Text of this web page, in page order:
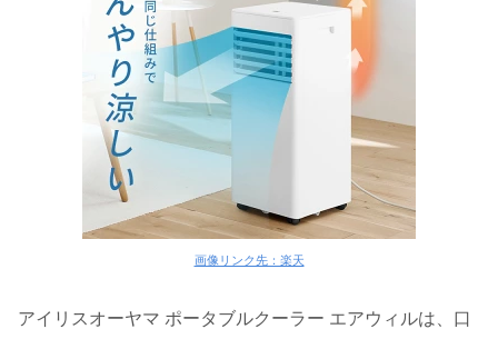
画像リンク先：楽天
アイリスオーヤマ ポータブルクーラー エアウィルは、口